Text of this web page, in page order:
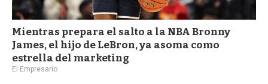
Mientras prepara el salto a la NBA Bronny
James, el hijo de LeBron, ya asoma como
estrella del marketing
El Empresario